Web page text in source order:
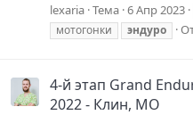
lexaria Тема 6 Апр 2023
мотогонки
эндуро
4-й этап Grand
2022 - Клин, МО